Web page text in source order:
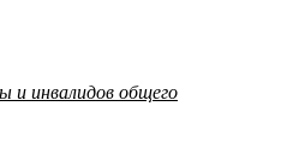
и инвалидов общего